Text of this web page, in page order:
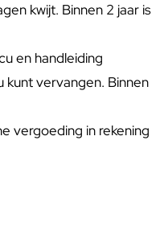
kwijt. Binnen 2 jaar is
en handleiding
kunt vervangen. Binnen
vergoeding in rekening